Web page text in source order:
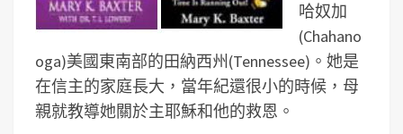
哈奴加
(Chahano
oga)美國東南部的田納西州(Tennessee)。她是
在信主的家庭長大，當年紀還很小的時候，母
親就教導她關於主耶穌和他的救恩。